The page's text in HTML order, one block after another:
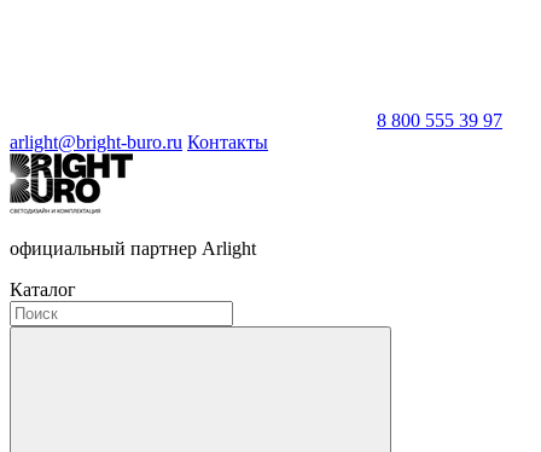
8 800 555 39 97
arlight@bright-buro.ru Контакты
официальный партнер Arlight
Каталог